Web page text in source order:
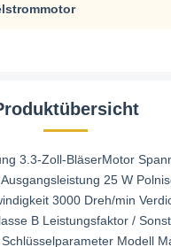
3.3-Zoll-BläserMotor
25 W
3000 Dreh/min
B Leistungsfaktor /
Modell